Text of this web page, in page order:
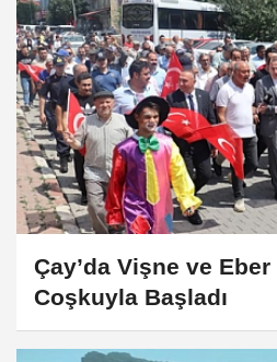
Çay’da Vişne ve Eber
Coşkuyla Başladı